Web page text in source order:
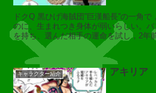
ア
サ
キ
ドクQ 黒ひげ海賊団”巨漢船長”の一角で，四番船船長兼船医。船医な
のに、生まれつき身体が弱いらしい。
を持ち、選んだ相手の運命を試し，2年
ンですれ違ったルフ...
キャラクター紹介 アキリア